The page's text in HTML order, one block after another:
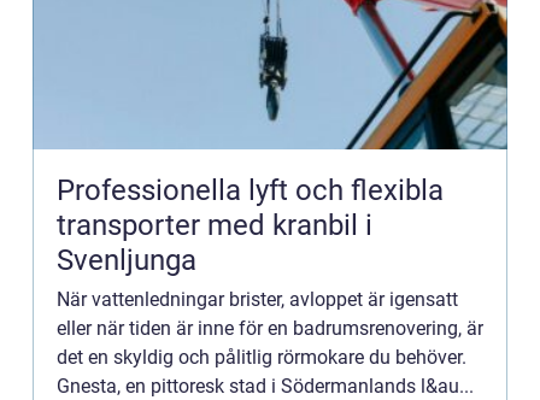
Professionella lyft och flexibla
transporter med kranbil i
Svenljunga
När vattenledningar brister, avloppet är igensatt
eller när tiden är inne för en badrumsrenovering, är
det en skyldig och pålitlig rörmokare du behöver.
Gnesta, en pittoresk stad i Södermanlands l&au...